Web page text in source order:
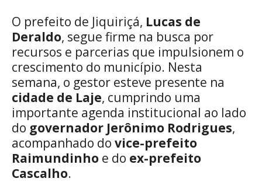
O prefeito de Jiquiriçá, Lucas de
Deraldo, segue firme na busca por
recursos e parcerias que impulsionem o
crescimento do município. Nesta
semana, o gestor esteve presente na
cidade de Laje, cumprindo uma
importante agenda institucional ao lado
do governador Jerônimo Rodrigues,
acompanhado do vice-prefeito
Raimundinho e do ex-prefeito
Cascalho.